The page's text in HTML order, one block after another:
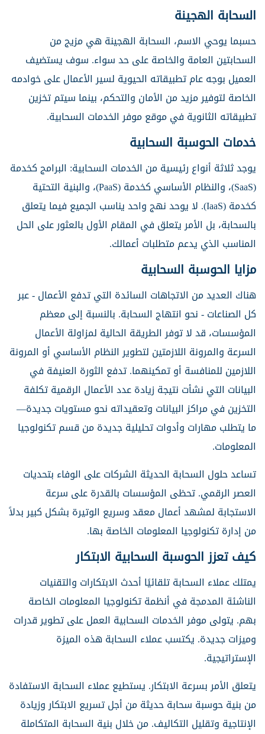
السحابة الهجينة
حسبما يوحي الاسم، السحابة الهجينة هي مزيج من
السحابتين العامة والخاصة على حد سواء. سوف يستضيف
العميل بوجه عام تطبيقاته الحيوية لسير الأعمال على خوادمه
الخاصة لتوفير مزيد من الأمان والتحكم، بينما سيتم تخزين
تطبيقاته الثانوية في موقع موفر الخدمات السحابية.
خدمات الحوسبة السحابية
يوجد ثلاثة أنواع رئيسية من الخدمات السحابية: البرامج كخدمة
(SaaS)، والنظام الأساسي كخدمة (PaaS)، والبنية التحتية
كخدمة (IaaS). لا يوحد نهج واحد يناسب الجميع فيما يتعلق
بالسحابة، بل الأمر يتعلق في المقام الأول بالعثور على الحل
المناسب الذي يدعم متطلبات أعمالك.
مزايا الحوسبة السحابية
هناك العديد من الاتجاهات السائدة التي تدفع الأعمال - عبر
كل الصناعات - نحو انتهاج السحابة. بالنسبة إلى معظم
المؤسسات، قد لا توفر الطريقة الحالية لمزاولة الأعمال
السرعة والمرونة اللازمتين لتطوير النظام الأساسي أو المرونة
اللازمين للمنافسة أو تمكينهما. تدفع الثورة العنيفة في
البيانات التي نشأت نتيجة زيادة عدد الأعمال الرقمية تكلفة
التخزين في مراكز البيانات وتعقيداته نحو مستويات جديدة—
ما يتطلب مهارات وأدوات تحليلية جديدة من قسم تكنولوجيا
المعلومات.
تساعد حلول السحابة الحديثة الشركات على الوفاء بتحديات
العصر الرقمي. تحظى المؤسسات بالقدرة على سرعة
الاستجابة لمشهد أعمال معقد وسريع الوتيرة بشكل كبير بدلاً
من إدارة تكنولوجيا المعلومات الخاصة بها.
كيف تعزز الحوسبة السحابية الابتكار
يمتلك عملاء السحابة تلقائيًا أحدث الابتكارات والتقنيات
الناشئة المدمجة في أنظمة تكنولوجيا المعلومات الخاصة
بهم. يتولى موفر الخدمات السحابية العمل على تطوير قدرات
وميزات جديدة. يكتسب عملاء السحابة هذه الميزة
الإستراتيجية.
يتعلق الأمر بسرعة الابتكار. يستطيع عملاء السحابة الاستفادة
من بنية حوسبة سحابة حديثة من أجل تسريع الابتكار وزيادة
الإنتاجية وتقليل التكاليف. من خلال بنية السحابة المتكاملة